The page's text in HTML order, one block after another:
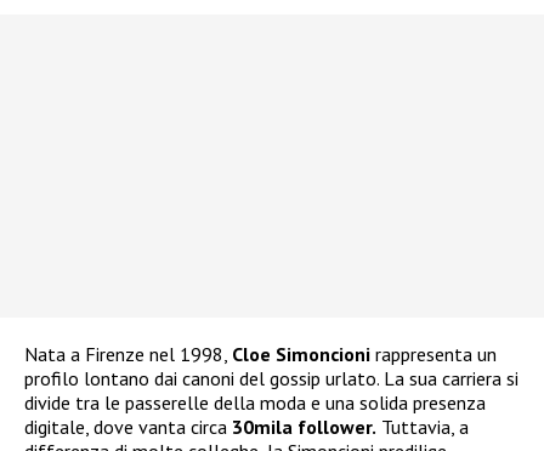
Nata a Firenze nel 1998, Cloe Simoncioni rappresenta un
profilo lontano dai canoni del gossip urlato. La sua carriera si
divide tra le passerelle della moda e una solida presenza
digitale, dove vanta circa 30mila follower. Tuttavia, a